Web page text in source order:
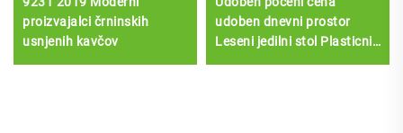
proizvajalci črninskih
usnjenih kavčov
udoben dnevni prostor
Leseni jedilni stol Plasticni